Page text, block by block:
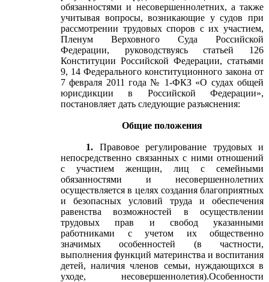
обязанностями и несовершеннолетних, а также
учитывая вопросы, возникающие у судов при
рассмотрении трудовых споров с их участием,
Пленум Верховного Суда Российской
Федерации, руководствуясь статьей 126
Конституции Российской Федерации, статьями
9, 14 Федерального конституционного закона от
7 февраля 2011 года № 1-ФКЗ «О судах общей
юрисдикции в Российской Федерации»,
постановляет дать следующие разъяснения:
Общие положения
1. Правовое регулирование трудовых и
непосредственно связанных с ними отношений
с участием женщин, лиц с семейными
обязанностями и несовершеннолетних
осуществляется в целях создания благоприятных
и безопасных условий труда и обеспечения
равенства возможностей в осуществлении
трудовых прав и свобод указанными
работниками с учетом их общественно
значимых особенностей (в частности,
выполнения функций материнства и воспитания
детей, наличия членов семьи, нуждающихся в
уходе, несовершеннолетия).Особенности